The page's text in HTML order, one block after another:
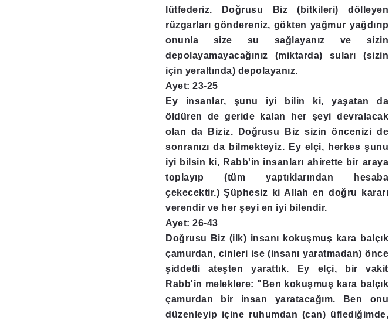
lütfederiz. Doğrusu Biz (bitkileri) dölleyen
rüzgarları göndereniz, gökten yağmur yağdırıp
onunla size su sağlayanız ve sizin
depolayamayacağınız (miktarda) suları (sizin
için yeraltında) depolayanız.
Ayet: 23-25
Ey insanlar, şunu iyi bilin ki, yaşatan da
öldüren de geride kalan her şeyi devralacak
olan da Biziz. Doğrusu Biz sizin öncenizi de
sonranızı da bilmekteyiz. Ey elçi, herkes şunu
iyi bilsin ki, Rabb'in insanları ahirette bir araya
toplayıp (tüm yaptıklarından hesaba
çekecektir.) Şüphesiz ki Allah en doğru kararı
verendir ve her şeyi en iyi bilendir.
Ayet: 26-43
Doğrusu Biz (ilk) insanı kokuşmuş kara balçık
çamurdan, cinleri ise (insanı yaratmadan) önce
şiddetli ateşten yarattık. Ey elçi, bir vakit
Rabb'in meleklere: "Ben kokuşmuş kara balçık
çamurdan bir insan yaratacağım. Ben onu
düzenleyip içine ruhumdan (can) üflediğimde,